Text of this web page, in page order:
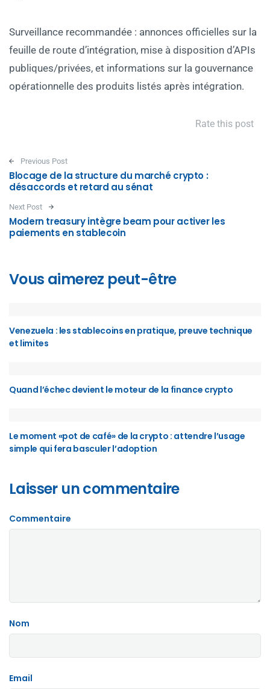
Surveillance recommandée : annonces officielles sur la
feuille de route d’intégration, mise à disposition d’APIs
publiques/privées, et informations sur la gouvernance
opérationnelle des produits listés après intégration.
Rate this post
Post navigation
Previous Post
Blocage de la structure du marché crypto :
désaccords et retard au sénat
Next Post
Modern treasury intègre beam pour activer les
paiements en stablecoin
Vous aimerez peut-être
Venezuela : les stablecoins en pratique, preuve technique
et limites
Quand l’échec devient le moteur de la finance crypto
Le moment «pot de café» de la crypto : attendre l’usage
simple qui fera basculer l’adoption
Laisser un commentaire
Commentaire
Nom
Email